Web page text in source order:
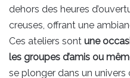
dehors des heures
creuses, offrant une
Ces ateliers sont une
les groupes d’amis ou
se plonger dans un univers